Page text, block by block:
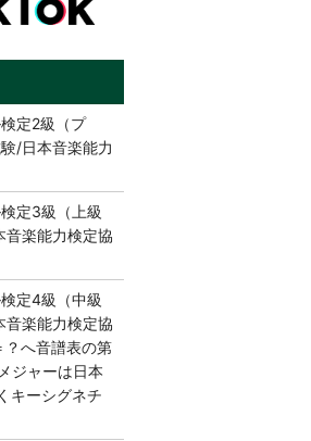
検定2級（プ
/日本音楽能力
定3級（上級
音楽能力検定協
定4級（中級
音楽能力検定協
へ音譜表の第
ジャーは日本
キーシグネチ